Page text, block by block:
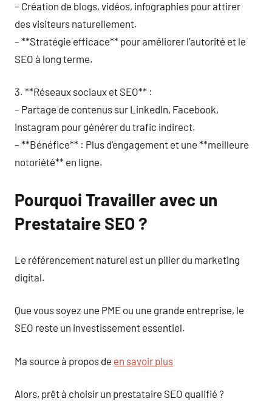
– Création de blogs, vidéos, infographies pour attirer
des visiteurs naturellement.
– **Stratégie efficace** pour améliorer l’autorité et le
SEO à long terme.
3. **Réseaux sociaux et SEO** :
– Partage de contenus sur LinkedIn, Facebook,
Instagram pour générer du trafic indirect.
– **Bénéfice** : Plus d’engagement et une **meilleure
notoriété** en ligne.
Pourquoi Travailler avec un
Prestataire SEO ?
Le référencement naturel est un pilier du marketing
digital.
Que vous soyez une PME ou une grande entreprise, le
SEO reste un investissement essentiel.
Ma source à propos de en savoir plus
Alors, prêt à choisir un prestataire SEO qualifié ?